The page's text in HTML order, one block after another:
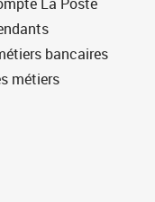
bancaires
métiers